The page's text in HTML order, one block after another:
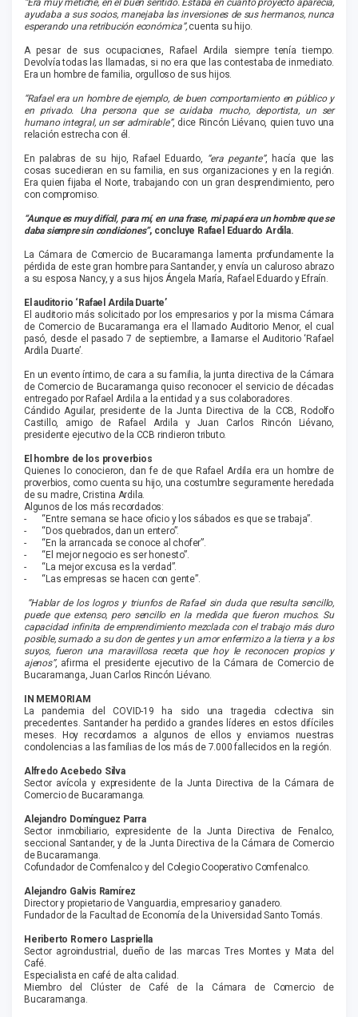
“Era muy metiche, en el buen sentido. Estaba en cuanto proyecto aparecía,
ayudaba a sus socios, manejaba las inversiones de sus hermanos, nunca
esperando una retribución económica”,cuenta su hijo.
A pesar de sus ocupaciones, Rafael Ardila siempre tenía tiempo.
Devolvía todas las llamadas, si no era que las contestaba de inmediato.
Era un hombre de familia, orgulloso de sus hijos.
“Rafael era un hombre de ejemplo, de buen comportamiento en público y
en privado. Una persona que se cuidaba mucho, deportista, un ser
humano integral, un ser admirable”, dice Rincón Liévano, quien tuvo una
relación estrecha con él.
En palabras de su hijo, Rafael Eduardo, “era pegante”, hacía que las
cosas sucedieran en su familia, en sus organizaciones y en la región.
Era quien fijaba el Norte, trabajando con un gran desprendimiento, pero
con compromiso.
“Aunque es muy difícil, para mí, en una frase, mi papá era un hombre que se
daba siempre sin condiciones”, concluye Rafael Eduardo Ardila.
La Cámara de Comercio de Bucaramanga lamenta profundamente la
pérdida de este gran hombre para Santander, y envía un caluroso abrazo
a su esposa Nancy, y a sus hijos Ángela María, Rafael Eduardo y Efraín.
El auditorio ‘Rafael Ardila Duarte’
El auditorio más solicitado por los empresarios y por la misma Cámara
de Comercio de Bucaramanga era el llamado Auditorio Menor, el cual
pasó, desde el pasado 7 de septiembre, a llamarse el Auditorio ‘Rafael
Ardila Duarte’.
En un evento íntimo, de cara a su familia, la junta directiva de la Cámara
de Comercio de Bucaramanga quiso reconocer el servicio de décadas
entregado por Rafael Ardila a la entidad y a sus colaboradores.
Cándido Aguilar, presidente de la Junta Directiva de la CCB, Rodolfo
Castillo, amigo de Rafael Ardila y Juan Carlos Rincón Liévano,
presidente ejecutivo de la CCB rindieron tributo.
El hombre de los proverbios
Quienes lo conocieron, dan fe de que Rafael Ardila era un hombre de
proverbios, como cuenta su hijo, una costumbre seguramente heredada
de su madre, Cristina Ardila.
Algunos de los más recordados:
- “Entre semana se hace oficio y los sábados es que se trabaja”.
- “Dos quebrados, dan un entero”.
- “En la arrancada se conoce al chofer”.
- “El mejor negocio es ser honesto”.
- “La mejor excusa es la verdad”.
- “Las empresas se hacen con gente”.
“Hablar de los logros y triunfos de Rafael sin duda que resulta sencillo,
puede que extenso, pero sencillo en la medida que fueron muchos. Su
capacidad infinita de emprendimiento mezclada con el trabajo más duro
posible, sumado a su don de gentes y un amor enfermizo a la tierra y a los
suyos, fueron una maravillosa receta que hoy le reconocen propios y
ajenos”, afirma el presidente ejecutivo de la Cámara de Comercio de
Bucaramanga, Juan Carlos Rincón Liévano.
IN MEMORIAM
La pandemia del COVID-19 ha sido una tragedia colectiva sin
precedentes. Santander ha perdido a grandes líderes en estos difíciles
meses. Hoy recordamos a algunos de ellos y enviamos nuestras
condolencias a las familias de los más de 7.000 fallecidos en la región.
Alfredo Acebedo Silva
Sector avícola y expresidente de la Junta Directiva de la Cámara de
Comercio de Bucaramanga.
Alejandro Domínguez Parra
Sector inmobiliario, expresidente de la Junta Directiva de Fenalco,
seccional Santander, y de la Junta Directiva de la Cámara de Comercio
de Bucaramanga.
Cofundador de Comfenalco y del Colegio Cooperativo Comfenalco.
Alejandro Galvis Ramírez
Director y propietario de Vanguardia, empresario y ganadero.
Fundador de la Facultad de Economía de la Universidad Santo Tomás.
Heriberto Romero Laspriella
Sector agroindustrial, dueño de las marcas Tres Montes y Mata del
Café.
Especialista en café de alta calidad.
Miembro del Clúster de Café de la Cámara de Comercio de
Bucaramanga.